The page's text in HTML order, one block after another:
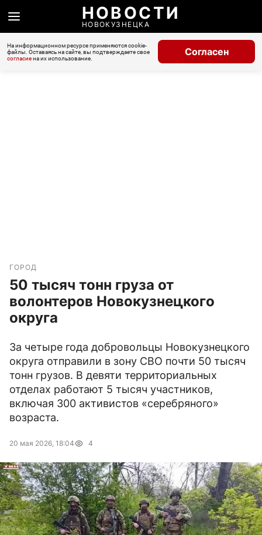
НОВОСТИ
НОВОКУЗНЕЦКА
На информационном ресурсе применяются cookie-
файлы. Оставаясь на сайте, вы подтверждаете свое
согласиена их использование.
Согласен
ГОРОД
50 тысяч тонн груза от
волонтеров Новокузнецкого
округа
За четыре года добровольцы Новокузнецкого
округа отправили в зону СВО почти 50 тысяч
тонн грузов. В девяти территориальных
отделах работают 5 тысяч участников,
включая 300 активистов «серебряного»
возраста.
20 мая 2026, 18:04 4